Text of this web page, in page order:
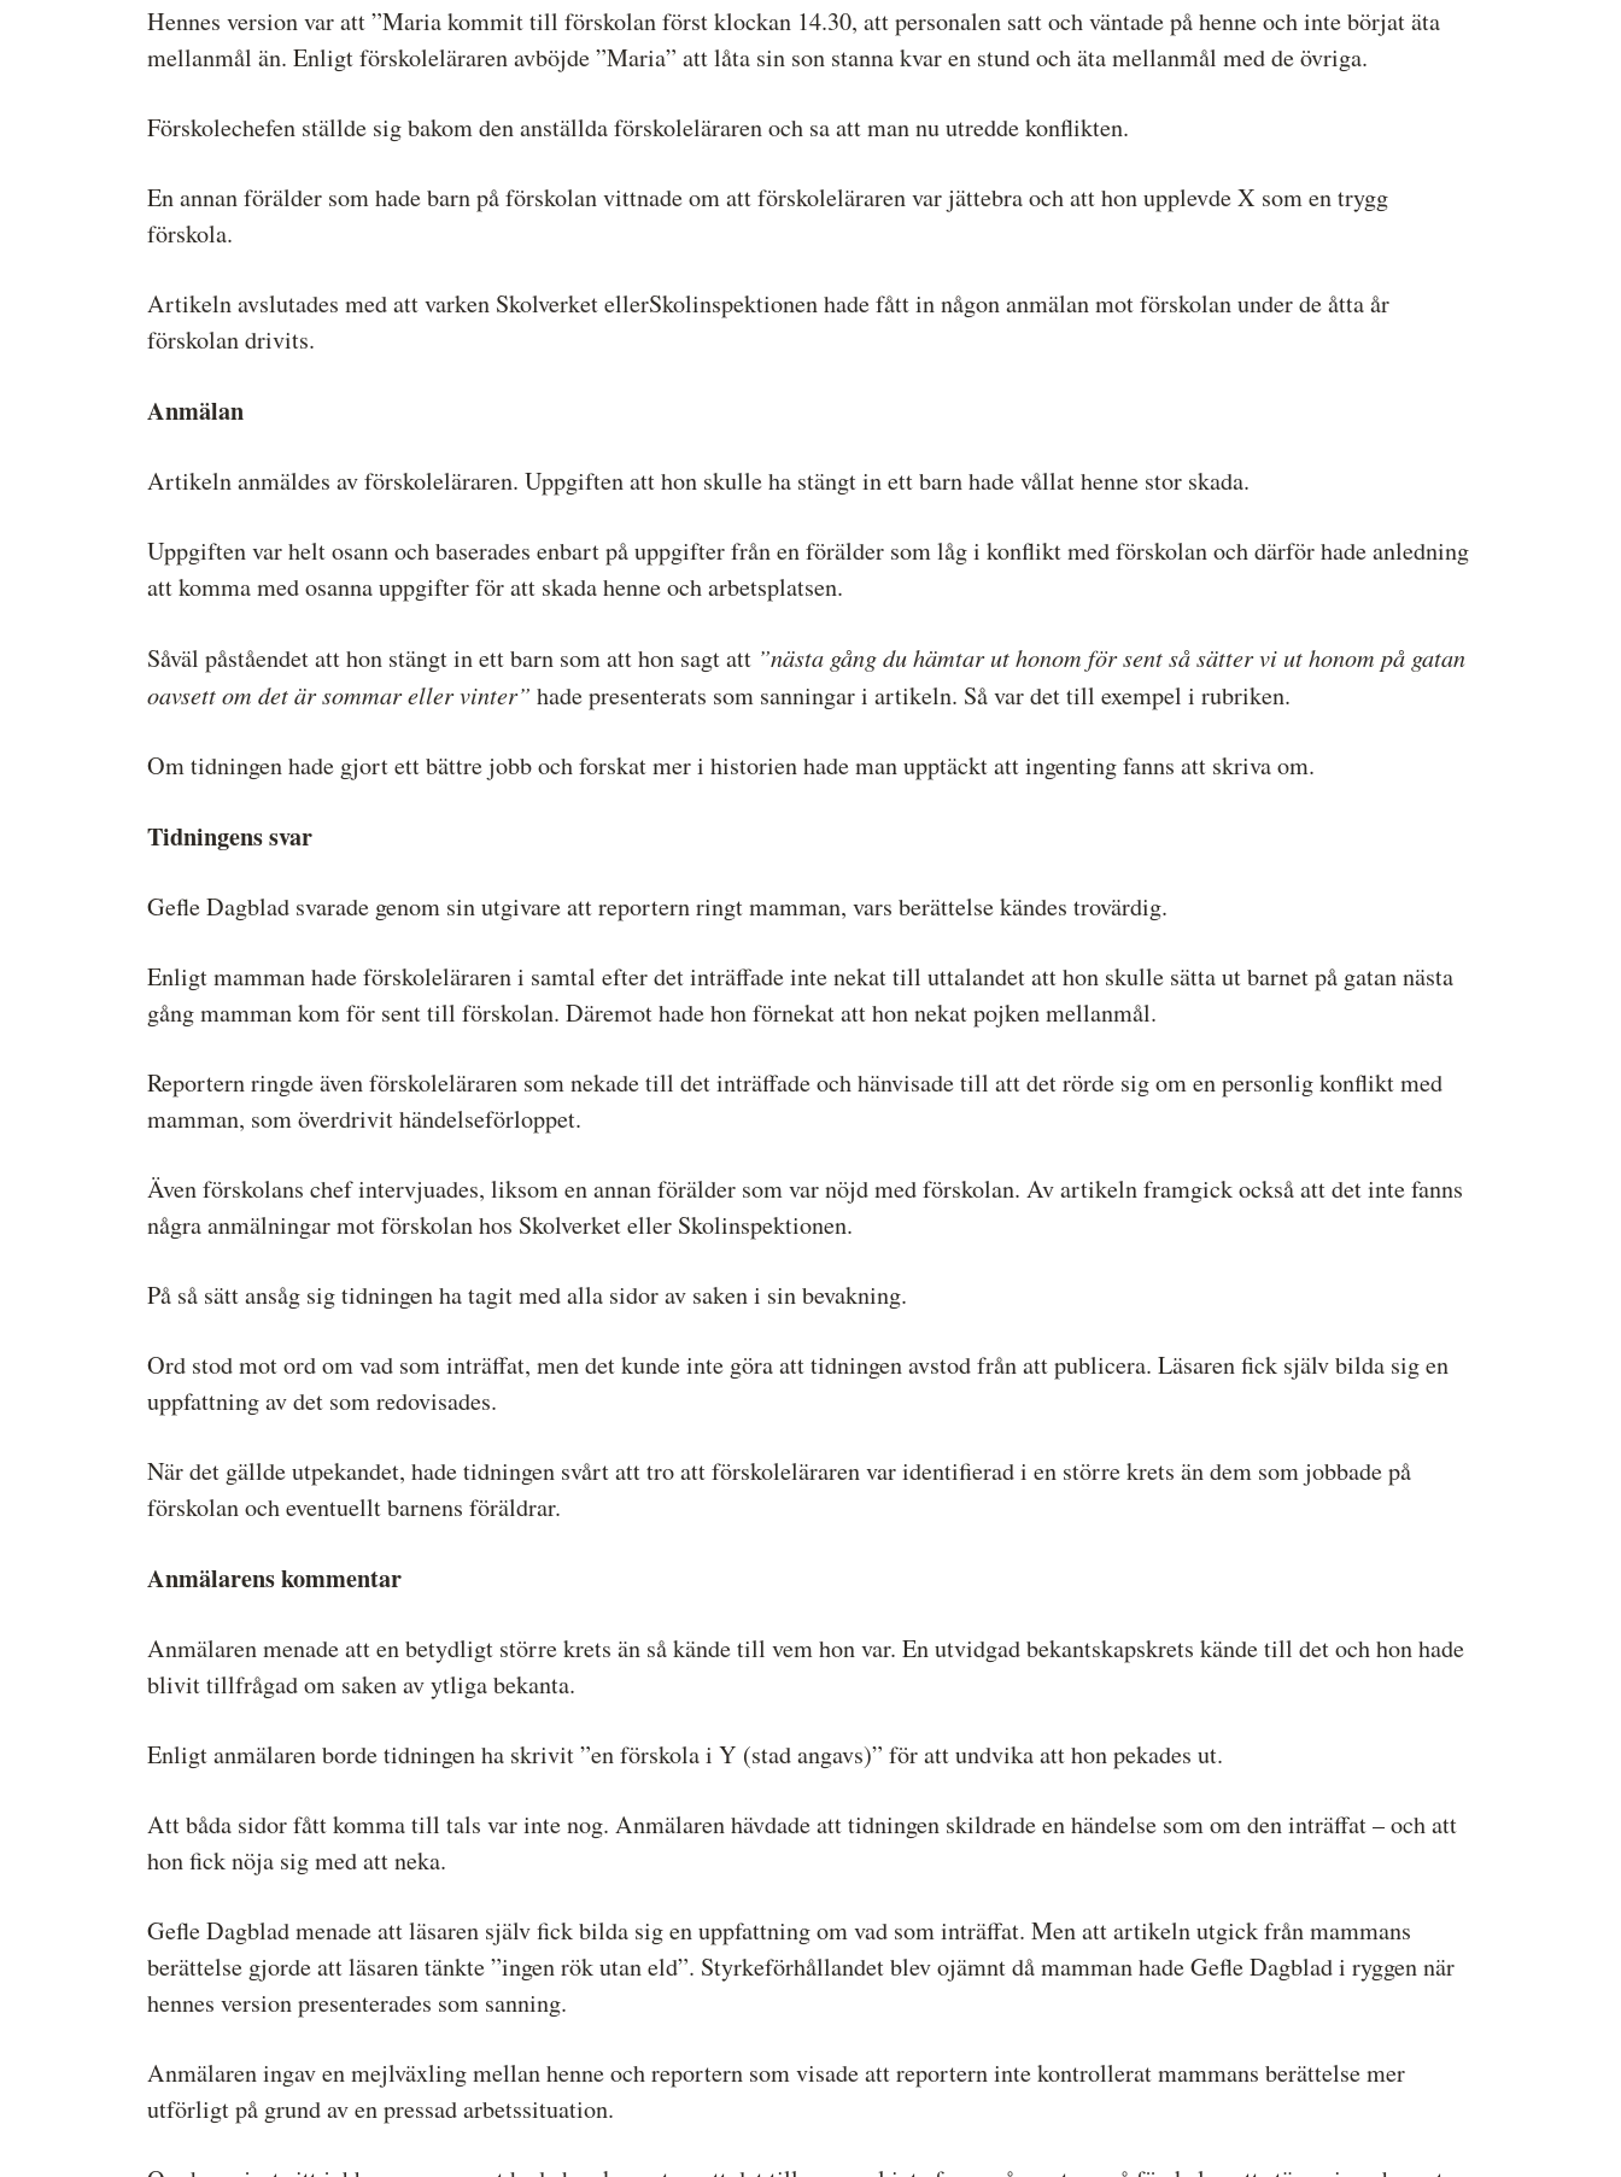
Hennes version var att ”Maria kommit till förskolan först klockan 14.30, att personalen satt och väntade på henne och inte börjat äta
mellanmål än. Enligt förskoleläraren avböjde ”Maria” att låta sin son stanna kvar en stund och äta mellanmål med de övriga.
Förskolechefen ställde sig bakom den anställda förskoleläraren och sa att man nu utredde konflikten.
En annan förälder som hade barn på förskolan vittnade om att förskoleläraren var jättebra och att hon upplevde X som en trygg
förskola.
Artikeln avslutades med att varken Skolverket ellerSkolinspektionen hade fått in någon anmälan mot förskolan under de åtta år
förskolan drivits.
Anmälan
Artikeln anmäldes av förskoleläraren. Uppgiften att hon skulle ha stängt in ett barn hade vållat henne stor skada.
Uppgiften var helt osann och baserades enbart på uppgifter från en förälder som låg i konflikt med förskolan och därför hade anledning
att komma med osanna uppgifter för att skada henne och arbetsplatsen.
Såväl påståendet att hon stängt in ett barn som att hon sagt att ”nästa gång du hämtar ut honom för sent så sätter vi ut honom på gatan
oavsett om det är sommar eller vinter” hade presenterats som sanningar i artikeln. Så var det till exempel i rubriken.
Om tidningen hade gjort ett bättre jobb och forskat mer i historien hade man upptäckt att ingenting fanns att skriva om.
Tidningens svar
Gefle Dagblad svarade genom sin utgivare att reportern ringt mamman, vars berättelse kändes trovärdig.
Enligt mamman hade förskoleläraren i samtal efter det inträffade inte nekat till uttalandet att hon skulle sätta ut barnet på gatan nästa
gång mamman kom för sent till förskolan. Däremot hade hon förnekat att hon nekat pojken mellanmål.
Reportern ringde även förskoleläraren som nekade till det inträffade och hänvisade till att det rörde sig om en personlig konflikt med
mamman, som överdrivit händelseförloppet.
Även förskolans chef intervjuades, liksom en annan förälder som var nöjd med förskolan. Av artikeln framgick också att det inte fanns
några anmälningar mot förskolan hos Skolverket eller Skolinspektionen.
På så sätt ansåg sig tidningen ha tagit med alla sidor av saken i sin bevakning.
Ord stod mot ord om vad som inträffat, men det kunde inte göra att tidningen avstod från att publicera. Läsaren fick själv bilda sig en
uppfattning av det som redovisades.
När det gällde utpekandet, hade tidningen svårt att tro att förskoleläraren var identifierad i en större krets än dem som jobbade på
förskolan och eventuellt barnens föräldrar.
Anmälarens kommentar
Anmälaren menade att en betydligt större krets än så kände till vem hon var. En utvidgad bekantskapskrets kände till det och hon hade
blivit tillfrågad om saken av ytliga bekanta.
Enligt anmälaren borde tidningen ha skrivit ”en förskola i Y (stad angavs)” för att undvika att hon pekades ut.
Att båda sidor fått komma till tals var inte nog. Anmälaren hävdade att tidningen skildrade en händelse som om den inträffat – och att
hon fick nöja sig med att neka.
Gefle Dagblad menade att läsaren själv fick bilda sig en uppfattning om vad som inträffat. Men att artikeln utgick från mammans
berättelse gjorde att läsaren tänkte ”ingen rök utan eld”. Styrkeförhållandet blev ojämnt då mamman hade Gefle Dagblad i ryggen när
hennes version presenterades som sanning.
Anmälaren ingav en mejlväxling mellan henne och reportern som visade att reportern inte kontrollerat mammans berättelse mer
utförligt på grund av en pressad arbetssituation.